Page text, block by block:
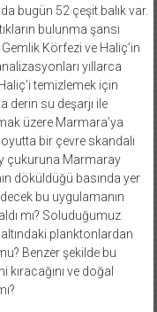
bugün 52 çeşit balık var.
bulunma şansı
Körfezi ve Haliç’in
yıllarca
temizlemek için
derin su deşarjı ile
üzere Marmara’ya
bir çevre skandalı
çukuruna Marmaray
döküldüğü basında yer
bu uygulamanın
mı? Soluduğumuz
planktonlardan
Benzer şekilde bu
ve doğal